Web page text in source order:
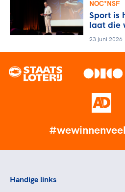
NOC*NSF
Sport is
laat die
23 juni 2026
Handige links